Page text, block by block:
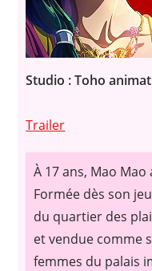
Studio : Toho
Trailer
À 17 ans, Mao
Formée dès son
du quartier des
et vendue comme
femmes du palais